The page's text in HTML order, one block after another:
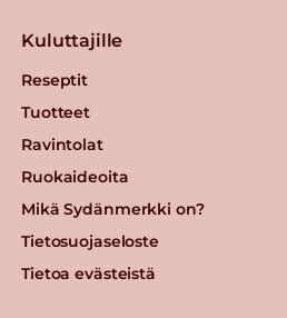
Kuluttajille
Reseptit
Tuotteet
Ravintolat
Ruokaideoita
Mikä Sydänmerkki on?
Tietosuojaseloste
Tietoa evästeistä